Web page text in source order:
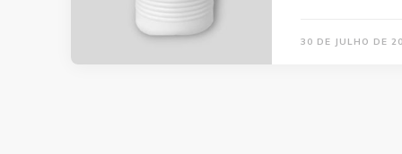
30 DE JULHO DE